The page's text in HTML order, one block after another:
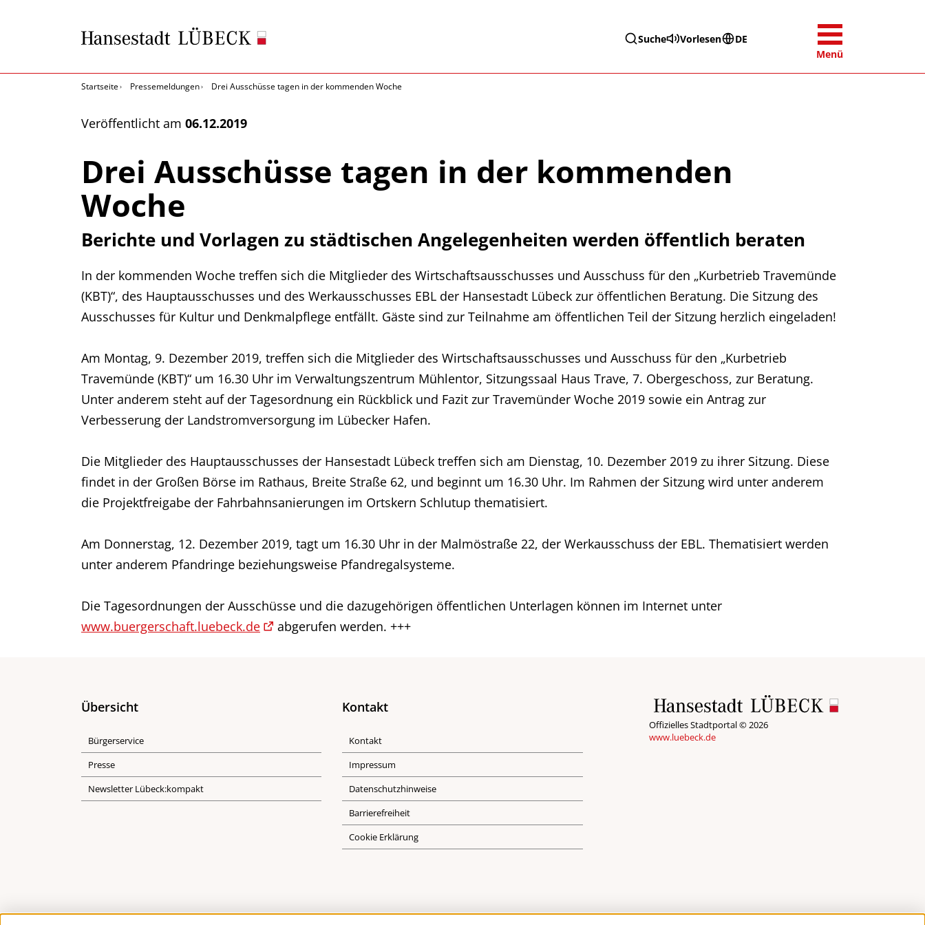
Suche Vorlesen
DE
Menü
Startseite Pressemeldungen Drei Ausschüsse tagen in der kommenden Woche
Veröffentlicht am 06.12.2019
Drei Ausschüsse tagen in der kommenden
Woche
Berichte und Vorlagen zu städtischen Angelegenheiten werden öffentlich beraten
In der kommenden Woche treffen sich die Mitglieder des Wirtschaftsausschusses und Ausschuss für den „Kurbetrieb Travemünde
(KBT)“, des Hauptausschusses und des Werkausschusses EBL der Hansestadt Lübeck zur öffentlichen Beratung. Die Sitzung des
Ausschusses für Kultur und Denkmalpflege entfällt. Gäste sind zur Teilnahme am öffentlichen Teil der Sitzung herzlich eingeladen!
Am Montag, 9. Dezember 2019, treffen sich die Mitglieder des Wirtschaftsausschusses und Ausschuss für den „Kurbetrieb
Travemünde (KBT)“ um 16.30 Uhr im Verwaltungszentrum Mühlentor, Sitzungssaal Haus Trave, 7. Obergeschoss, zur Beratung.
Unter anderem steht auf der Tagesordnung ein Rückblick und Fazit zur Travemünder Woche 2019 sowie ein Antrag zur
Verbesserung der Landstromversorgung im Lübecker Hafen.
Die Mitglieder des Hauptausschusses der Hansestadt Lübeck treffen sich am Dienstag, 10. Dezember 2019 zu ihrer Sitzung. Diese
findet in der Großen Börse im Rathaus, Breite Straße 62, und beginnt um 16.30 Uhr. Im Rahmen der Sitzung wird unter anderem
die Projektfreigabe der Fahrbahnsanierungen im Ortskern Schlutup thematisiert.
Am Donnerstag, 12. Dezember 2019, tagt um 16.30 Uhr in der Malmöstraße 22, der Werkausschuss der EBL. Thematisiert werden
unter anderem Pfandringe beziehungsweise Pfandregalsysteme.
Die Tagesordnungen der Ausschüsse und die dazugehörigen öffentlichen Unterlagen können im Internet unter
www.buergerschaft.luebeck.de
abgerufen werden. +++
Übersicht
Bürgerservice
Presse
Newsletter Lübeck:kompakt
Kontakt
Kontakt
Impressum
Datenschutzhinweise
Barrierefreiheit
Cookie Erklärung
Offizielles Stadtportal © 2026
www.luebeck.de